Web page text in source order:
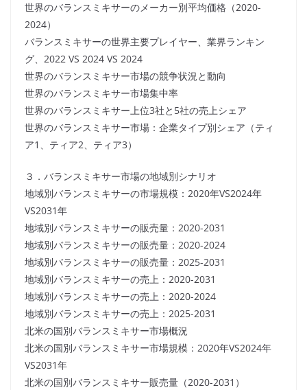
世界のバランスミキサーのメーカー別平均価格（2020-
2024）
バランスミキサーの世界主要プレイヤー、業界ランキン
グ、2022 VS 2024 VS 2024
世界のバランスミキサー市場の競争状況と動向
世界のバランスミキサー市場集中率
世界のバランスミキサー上位3社と5社の売上シェア
世界のバランスミキサー市場：企業タイプ別シェア（ティ
ア1、ティア2、ティア3）
３．バランスミキサー市場の地域別シナリオ
地域別バランスミキサーの市場規模：2020年VS2024年
VS2031年
地域別バランスミキサーの販売量：2020-2031
地域別バランスミキサーの販売量：2020-2024
地域別バランスミキサーの販売量：2025-2031
地域別バランスミキサーの売上：2020-2031
地域別バランスミキサーの売上：2020-2024
地域別バランスミキサーの売上：2025-2031
北米の国別バランスミキサー市場概況
北米の国別バランスミキサー市場規模：2020年VS2024年
VS2031年
北米の国別バランスミキサー販売量（2020-2031）